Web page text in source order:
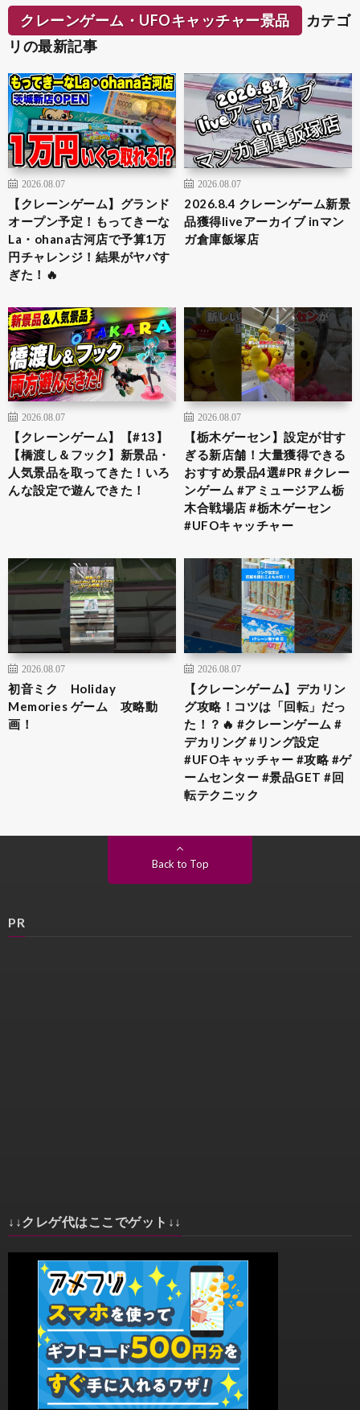
クレーンゲーム・UFOキャッチャー景品
カテゴ
リの最新記事
2026.08.07
【クレーンゲーム】グランド
オープン予定！もってきーな
La・ohana古河店で予算1万
円チャレンジ！結果がヤバす
ぎた！🔥
2026.08.07
2026.8.4 クレーンゲーム新景
品獲得liveアーカイブ inマン
ガ倉庫飯塚店
2026.08.07
【クレーンゲーム】【#13】
【橋渡し＆フック】新景品・
人気景品を取ってきた！いろ
んな設定で遊んできた！
2026.08.07
​【栃木ゲーセン】設定が甘す
ぎる新店舗！大量獲得できる
おすすめ景品4選​#PR #クレー
ンゲーム #アミュージアム栃
木合戦場店 #栃木ゲーセン
#UFOキャッチャー
2026.08.07
初音ミク Holiday
Memories ゲーム 攻略動
画！
2026.08.07
【クレーンゲーム】デカリン
グ攻略！コツは「回転」だっ
た！？🔥 #クレーンゲーム #
デカリング #リング設定
#UFOキャッチャー #攻略 #ゲ
ームセンター #景品GET #回
転テクニック
Back to Top
PR
↓↓クレゲ代はここでゲット↓↓